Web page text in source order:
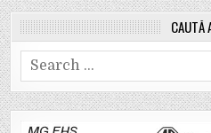
CAUTĂ
Search
for: